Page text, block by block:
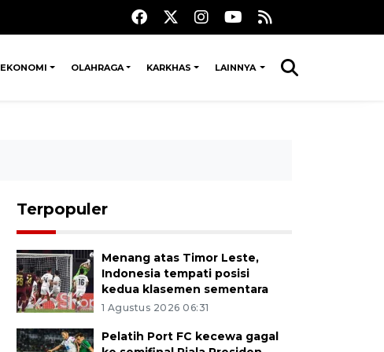
EKONOMI OLAHRAGA KARKHAS LAINNYA
Terpopuler
Menang atas Timor Leste,
Indonesia tempati posisi
kedua klasemen sementara
1 Agustus 2026 06:31
Pelatih Port FC kecewa gagal